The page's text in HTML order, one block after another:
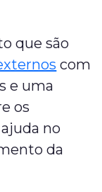
que são
com
e uma
os
no
da